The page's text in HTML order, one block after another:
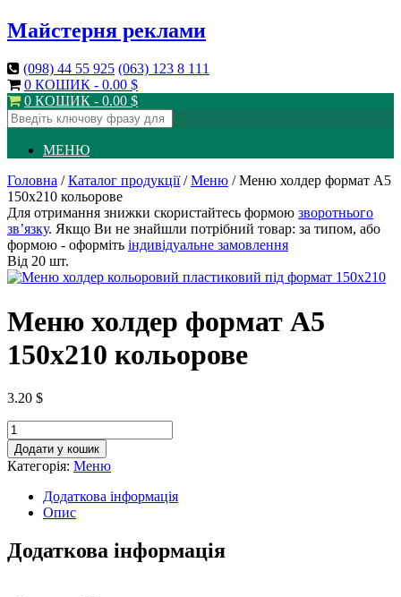
Майстерня реклами
(098) 44 55 925 (063) 123 8 111
0 КОШИК - 0.00 $
0 КОШИК - 0.00 $
МЕНЮ
Головна /Каталог продукції/Меню / Меню холдер формат А5
150х210 кольорове
Для отримання знижки скористайтесь формою зворотнього
зв’язку. Якщо Ви не знайшли потрібний товар: за типом, або
формою - оформіть індивідуальне замовлення
Від 20 шт.
Меню холдер формат А5
150х210 кольорове
3.20 $
Додати у кошик
Категорія: Меню
Додаткова інформація
Опис
Додаткова інформація